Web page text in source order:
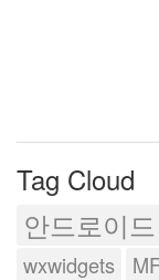
Tag Cloud
안드로이드
wxwidgets